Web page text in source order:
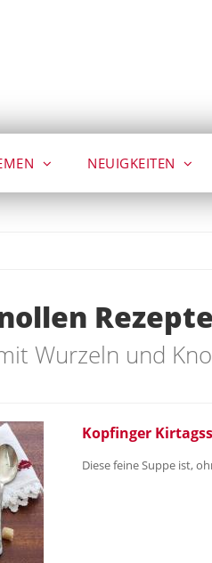
NEUIGKEITEN
Rezepte
Wurzeln und
Kopfinger
Diese feine Suppe ist,